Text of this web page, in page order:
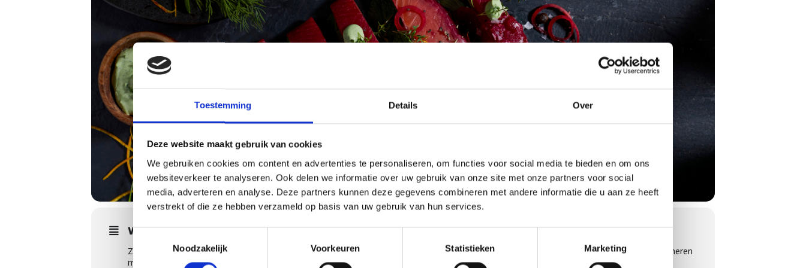
Toestemming Details Over
Deze website maakt gebruik van cookies
We gebruiken cookies om content en advertenties te personaliseren, om functies voor social media te bieden en om ons
websiteverkeer te analyseren. Ook delen we informatie over uw gebruik van onze site met onze partners voor social
media, adverteren en analyse. Deze partners kunnen deze gegevens combineren met andere informatie die u aan ze heeft
verstrekt of die ze hebben verzameld op basis van uw gebruik van hun services.
Toestemmingsselectie
Noodzakelijk
Voorkeuren Statistieken Marketing
WORKSHOPS DETAILS
Zie jij de bomen door het bos niet meer bij het horen van ingewikkelde BBQ-termen rond smoking? Of wil je jouw vrienden en familie imponeren
met smaken die ze nooit eerder geproefd hebben?